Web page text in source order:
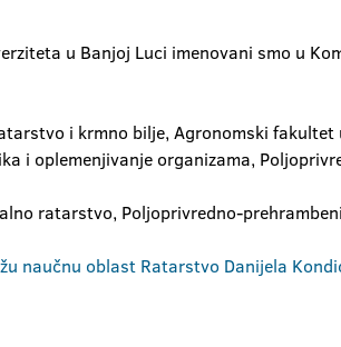
u Banjoj Luci imenovani smo u
i krmno bilje, Agronomski
i oplemenjivanje organizama,
ratarstvo, Poljoprivredno-
naučnu oblast Ratarstvo Danijela